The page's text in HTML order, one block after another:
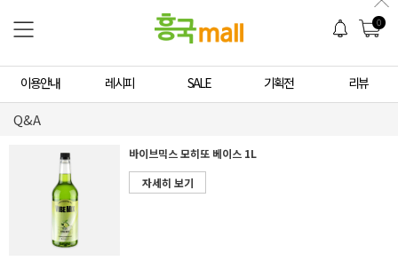
0
이용안내 레시피 SALE 기획전 리뷰
Q&A
바이브믹스 모히또 베이스 1L
자세히 보기